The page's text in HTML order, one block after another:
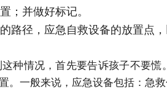
；并做好标记。
路径，应急自救设备的放置点
种情况，首先要告诉孩子不要慌
。一般来说，应急设备包括：急救